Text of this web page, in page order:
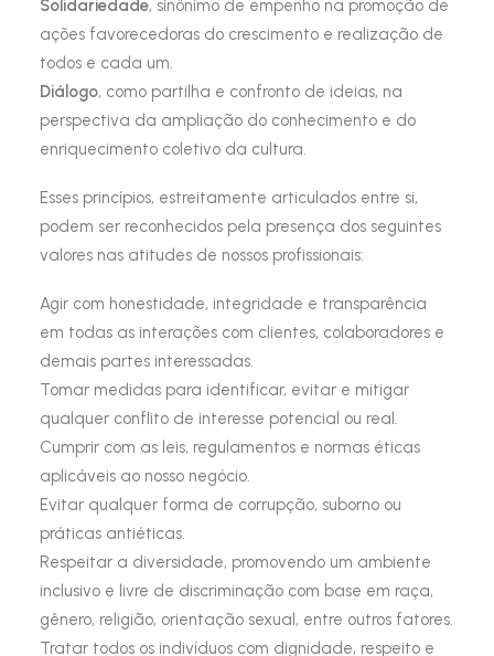
Solidariedade, sinônimo de empenho na promoção de
ações favorecedoras do crescimento e realização de
todos e cada um.
Diálogo, como partilha e confronto de ideias, na
perspectiva da ampliação do conhecimento e do
enriquecimento coletivo da cultura.
Esses princípios, estreitamente articulados entre si,
podem ser reconhecidos pela presença dos seguintes
valores nas atitudes de nossos profissionais:
Agir com honestidade, integridade e transparência
em todas as interações com clientes, colaboradores e
demais partes interessadas.
Tomar medidas para identificar, evitar e mitigar
qualquer conflito de interesse potencial ou real.
Cumprir com as leis, regulamentos e normas éticas
aplicáveis ao nosso negócio.
Evitar qualquer forma de corrupção, suborno ou
práticas antiéticas.
Respeitar a diversidade, promovendo um ambiente
inclusivo e livre de discriminação com base em raça,
gênero, religião, orientação sexual, entre outros fatores.
Tratar todos os indivíduos com dignidade, respeito e